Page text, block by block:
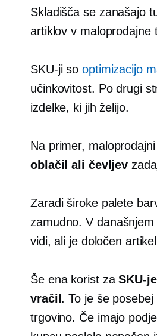
Skladišča se zanašajo
artiklov v maloprodajne
SKU-ji sooptimizacijo
učinkovitost. Po drugi
izdelke, ki jih želijo.
Na primer,
oblačil ali čevljev
Zaradi široke palete
zamudno. V
vidi, ali je določen
Še ena korist zaSKU-
vračil . To je še
trgovino. Če imajo